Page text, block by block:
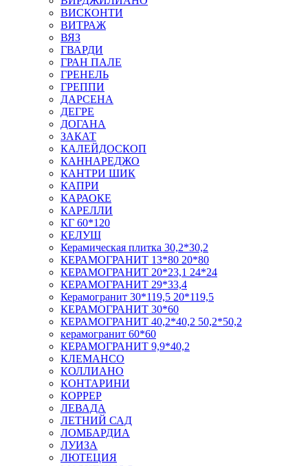
ВИСКОНТИ
ВИТРАЖ
ВЯЗ
ГВАРДИ
ГРАН ПАЛЕ
ГРЕНЕЛЬ
ГРЕППИ
ДАРСЕНА
ДЕГРЕ
ДОГАНА
ЗАКАТ
КАЛЕЙДОСКОП
КАННАРЕДЖО
КАНТРИ ШИК
КАПРИ
КАРАОКЕ
КАРЕЛЛИ
КГ 60*120
КЕЛУШ
Керамическая плитка 30,2*30,2
КЕРАМОГРАНИТ 13*80 20*80
КЕРАМОГРАНИТ 20*23,1 24*24
КЕРАМОГРАНИТ 29*33,4
Керамогранит 30*119,5 20*119,5
КЕРАМОГРАНИТ 30*60
КЕРАМОГРАНИТ 40,2*40,2 50,2*50,2
керамогранит 60*60
КЕРАМОГРАНИТ 9,9*40,2
КЛЕМАНСО
КОЛЛИАНО
КОНТАРИНИ
КОРРЕР
ЛЕВАДА
ЛЕТНИЙ САД
ЛОМБАРДИА
ЛУИЗА
ЛЮТЕЦИЯ